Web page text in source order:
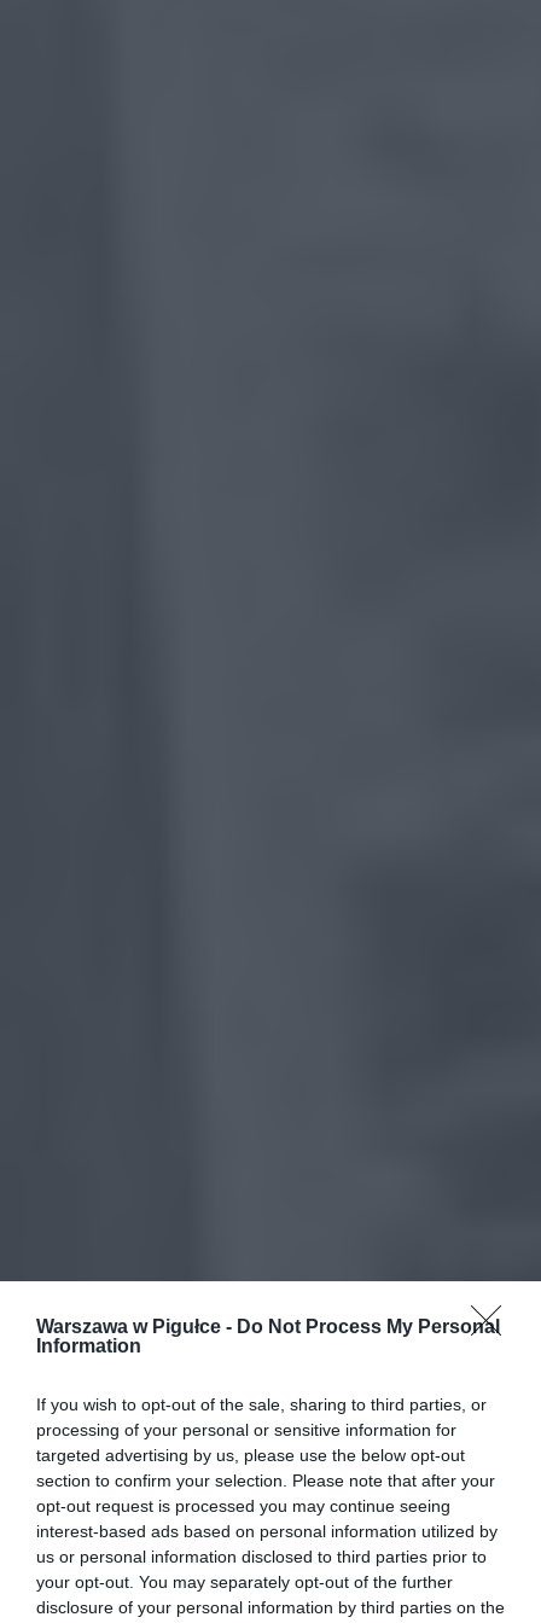
Warszawa w Pigułce - Do Not Process My Personal
Information
If you wish to opt-out of the sale, sharing to third parties, or
processing of your personal or sensitive information for
targeted advertising by us, please use the below opt-out
section to confirm your selection. Please note that after your
opt-out request is processed you may continue seeing
interest-based ads based on personal information utilized by
us or personal information disclosed to third parties prior to
your opt-out. You may separately opt-out of the further
disclosure of your personal information by third parties on the